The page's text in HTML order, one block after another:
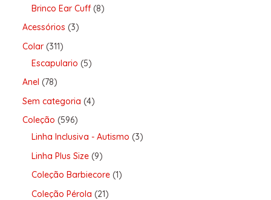
Brinco Ear Cuff 8
Acessórios 3
Colar 311
Escapulario 5
Anel 78
Sem categoria 4
Coleção 596
Linha Inclusiva - Autismo 3
Linha Plus Size 9
Coleção Barbiecore 1
Coleção Pérola 21